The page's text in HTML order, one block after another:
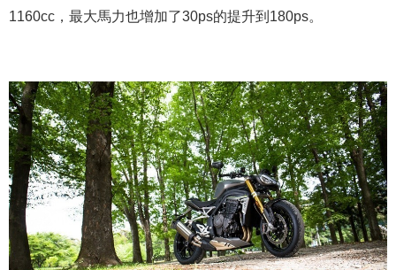
1160cc，最大馬力也增加了30ps的提升到180ps。